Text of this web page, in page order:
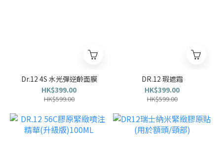
Dr.12 4S 水光彈逆齡面膜
HK$399.00
HK$599.00
DR.12 瑕遮霜
HK$399.00
HK$599.00